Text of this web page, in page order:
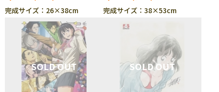
完成サイズ：26×38cm 完成サイズ：38×53cm